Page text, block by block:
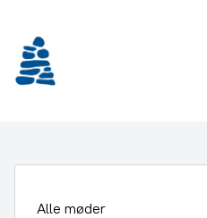
indhold
Alle møder